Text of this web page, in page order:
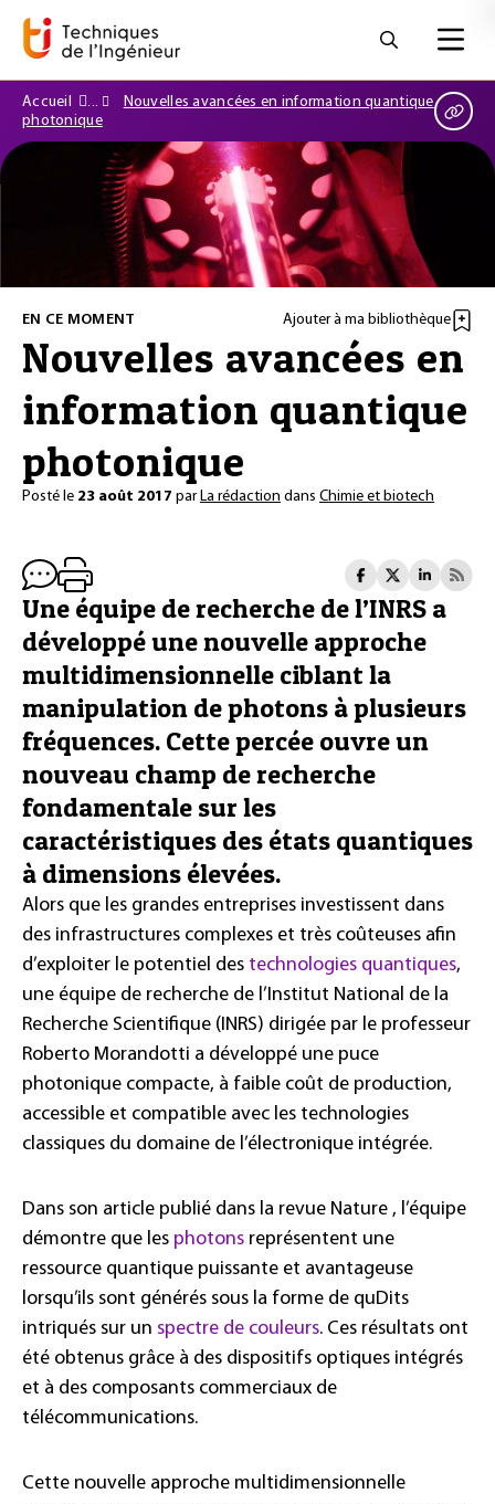
Accueil
Nouvelles avancées en information quantique
photonique
EN CE MOMENT Ajouter à ma bibliothèque
Nouvelles avancées en
information quantique
photonique
Posté le 23 août 2017 parLa rédaction dans Chimie et biotech
Une équipe de recherche de l’INRS a
développé une nouvelle approche
multidimensionnelle ciblant la
manipulation de photons à plusieurs
fréquences. Cette percée ouvre un
nouveau champ de recherche
fondamentale sur les
caractéristiques des états quantiques
à dimensions élevées.
Alors que les grandes entreprises investissent dans
des infrastructures complexes et très coûteuses afin
d’exploiter le potentiel des technologies quantiques,
une équipe de recherche de l’Institut National de la
Recherche Scientifique (INRS) dirigée par le professeur
Roberto Morandotti a développé une puce
photonique compacte, à faible coût de production,
accessible et compatible avec les technologies
classiques du domaine de l’électronique intégrée.
Dans son article publié dans la revue Nature , l’équipe
démontre que les photons représentent une
ressource quantique puissante et avantageuse
lorsqu’ils sont générés sous la forme de quDits
intriqués sur un spectre de couleurs. Ces résultats ont
été obtenus grâce à des dispositifs optiques intégrés
et à des composants commerciaux de
télécommunications.
Cette nouvelle approche multidimensionnelle